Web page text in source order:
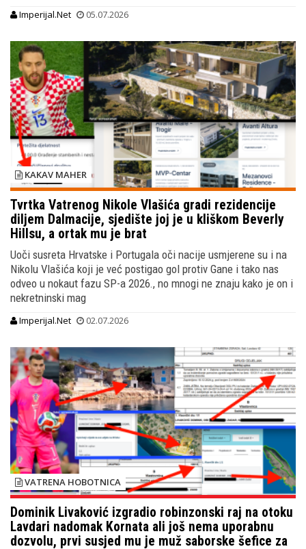
Imperijal.Net 05.07.2026
KAKAV MAHER
Tvrtka Vatrenog Nikole Vlašića gradi rezidencije
diljem Dalmacije, sjedište joj je u kliškom Beverly
Hillsu, a ortak mu je brat
Uoči susreta Hrvatske i Portugala oči nacije usmjerene su i na
Nikolu Vlašića koji je već postigao gol protiv Gane i tako nas
odveo u nokaut fazu SP-a 2026., no mnogi ne znaju kako je on i
nekretninski mag
Imperijal.Net 02.07.2026
VATRENA HOBOTNICA
Dominik Livaković izgradio robinzonski raj na otoku
Lavdari nadomak Kornata ali još nema uporabnu
dozvolu, prvi susjed mu je muž saborske šefice za